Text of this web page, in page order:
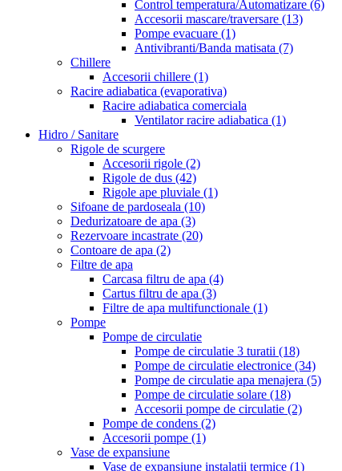
Control temperatura/Automatizare (6)
Accesorii mascare/traversare (13)
Pompe evacuare (1)
Antivibranti/Banda matisata (7)
Chillere
Accesorii chillere (1)
Racire adiabatica (evaporativa)
Racire adiabatica comerciala
Ventilator racire adiabatica (1)
Hidro / Sanitare
Rigole de scurgere
Accesorii rigole (2)
Rigole de dus (42)
Rigole ape pluviale (1)
Sifoane de pardoseala (10)
Dedurizatoare de apa (3)
Rezervoare incastrate (20)
Contoare de apa (2)
Filtre de apa
Carcasa filtru de apa (4)
Cartus filtru de apa (3)
Filtre de apa multifunctionale (1)
Pompe
Pompe de circulatie
Pompe de circulatie 3 turatii (18)
Pompe de circulatie electronice (34)
Pompe de circulatie apa menajera (5)
Pompe de circulatie solare (18)
Accesorii pompe de circulatie (2)
Pompe de condens (2)
Accesorii pompe (1)
Vase de expansiune
Vase de expansiune instalatii termice (1)